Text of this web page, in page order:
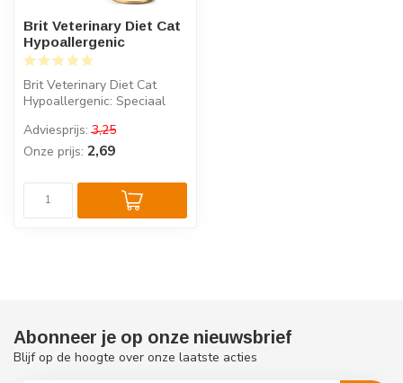
Brit Veterinary Diet Cat
Hypoallergenic
Brit Veterinary Diet Cat
Hypoallergenic: Speciaal
voed...
Adviesprijs: 3,25
Onze prijs: 2,69
Abonneer je op onze nieuwsbrief
Blijf op de hoogte over onze laatste acties